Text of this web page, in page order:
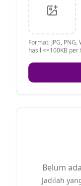
Format: JPG,
hasil <=100KB per
Belum
Jadilah